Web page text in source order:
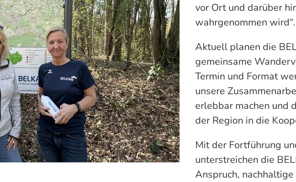
vor Ort und darüber
wahrgenommen wird“.
Aktuell planen die
gemeinsame
Termin und Format
unsere
erlebbar machen und
der Region in die
Mit der Fortführung
unterstreichen die
Anspruch,